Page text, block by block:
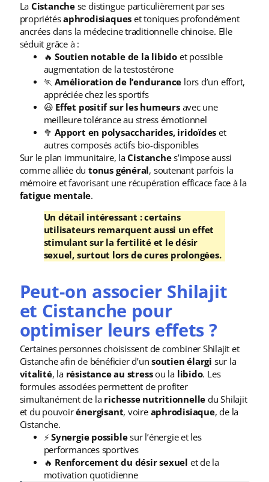
La Cistanchese distingue particulièrement par ses
propriétésaphrodisiaques et toniques profondément
ancrées dans la médecine traditionnelle chinoise. Elle
séduit grâce à :
🔥Soutien notable de la libidoet possible
augmentation de la testostérone
🏃Amélioration de l’endurance lors d’un effort,
appréciée chez les sportifs
😃 Effet positif sur les humeursavec une
meilleure tolérance au stress émotionnel
🥦Apport en polysaccharides, iridoïdes et
autres composés actifs bio-disponibles
Sur le plan immunitaire, laCistanches’impose aussi
comme alliée dutonus général , soutenant parfois la
mémoire et favorisant une récupération efficace face à la
fatigue mentale.
Un détail intéressant : certains
utilisateurs remarquent aussi un effet
stimulant sur la fertilité et le désir
sexuel, surtout lors de cures prolongées.
Peut-on associer Shilajit
et Cistanche pour
optimiser leurs effets ?
Certaines personnes choisissent de combiner Shilajit et
Cistanche afin de bénéficier d’unsoutien élargi sur la
vitalité, la résistance au stressou la libido. Les
formules associées permettent de profiter
simultanément de la richesse nutritionnelle du Shilajit
et du pouvoirénergisant, voire aphrodisiaque, de la
Cistanche.
⚡Synergie possiblesur l’énergie et les
performances sportives
🔥 Renforcement du désir sexuel et de la
motivation quotidienne